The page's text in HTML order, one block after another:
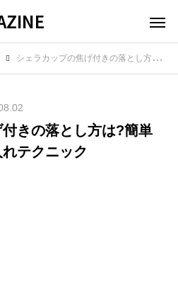
シェラカップの焦げ付きの落とし方は?簡単キレイにするお手入れテクニック
きの落とし方は?簡単
テクニック